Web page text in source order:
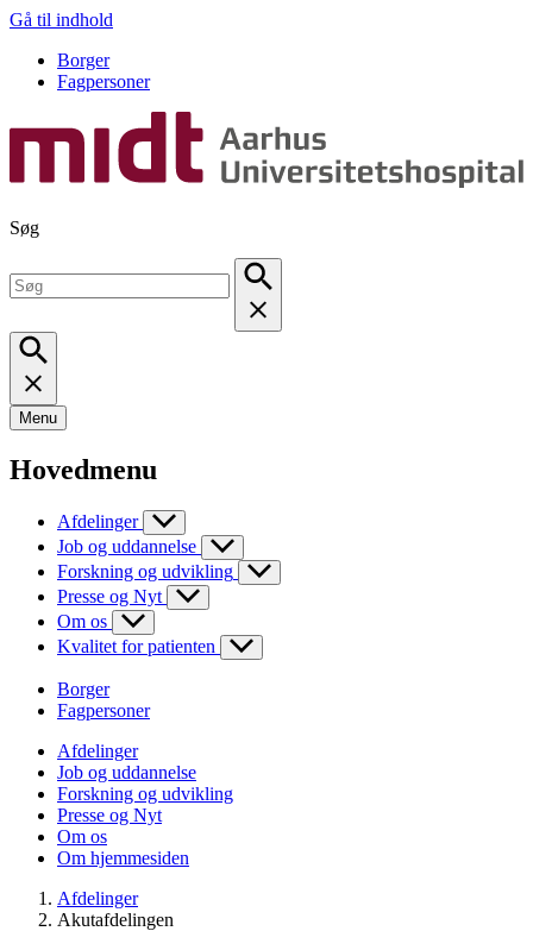
Gå til indhold
Borger
Fagpersoner
Søg
Menu
Hovedmenu
Afdelinger
Job og uddannelse
Forskning og udvikling
Presse og Nyt
Om os
Kvalitet for patienten
Borger
Fagpersoner
Afdelinger
Job og uddannelse
Forskning og udvikling
Presse og Nyt
Om os
Om hjemmesiden
Afdelinger
Akutafdelingen